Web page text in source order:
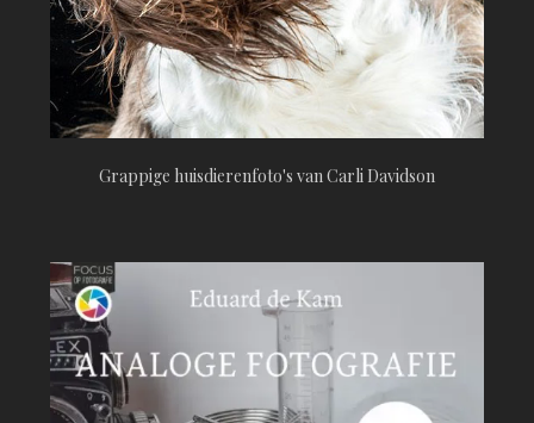
Grappige huisdierenfoto's van Carli Davidson